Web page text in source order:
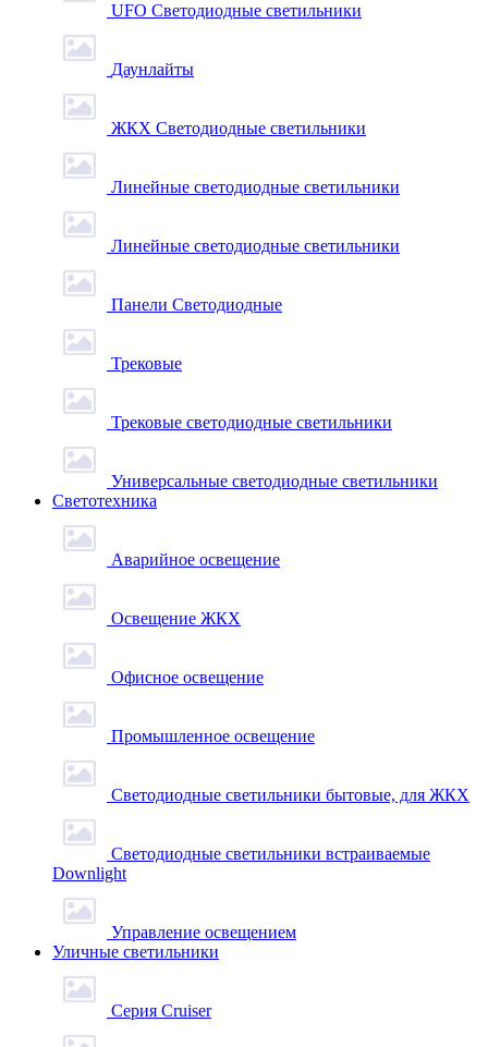
UFO Светодиодные светильники
Даунлайты
ЖКХ Светодиодные светильники
Линейные светодиодные светильники
Линейные светодиодные светильники
Панели Светодиодные
Трековые
Трековые светодиодные светильники
Универсальные светодиодные светильники
Светотехника
Аварийное освещение
Освещение ЖКХ
Офисное освещение
Промышленное освещение
Светодиодные светильники бытовые, для ЖКХ
Светодиодные светильники встраиваемые
Downlight
Управление освещением
Уличные светильники
Серия Cruiser